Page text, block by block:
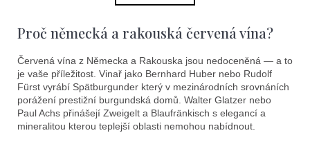
á
a
c
í
p
r
v
k
k
v
n
í
Proč německá a rakouská červená vína?
Červená vína z Německa a Rakouska jsou nedoceněná — a to
je vaše příležitost. Vinař jako Bernhard Huber nebo Rudolf
Fürst vyrábí Spätburgunder který v mezinárodních srovnáních
porážení prestižní burgundská domů. Walter Glatzer nebo
Paul Achs přinášejí Zweigelt a Blaufränkisch s elegancí a
mineralitou kterou teplejší oblasti nemohou nabídnout.